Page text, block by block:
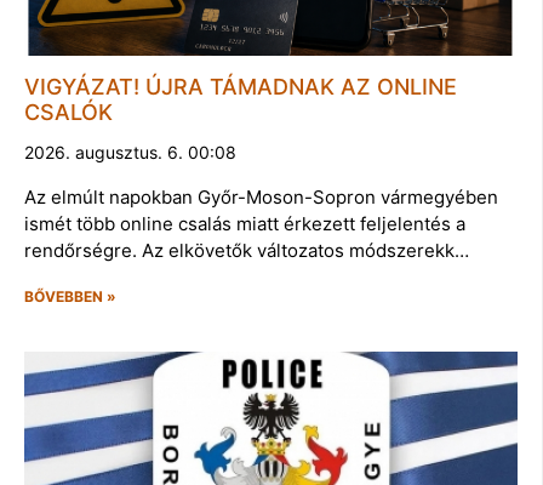
VIGYÁZAT! ÚJRA TÁMADNAK AZ ONLINE
CSALÓK
2026. augusztus. 6. 00:08
Az elmúlt napokban Győr-Moson-Sopron vármegyében
ismét több online csalás miatt érkezett feljelentés a
rendőrségre. Az elkövetők változatos módszerekk…
BŐVEBBEN »